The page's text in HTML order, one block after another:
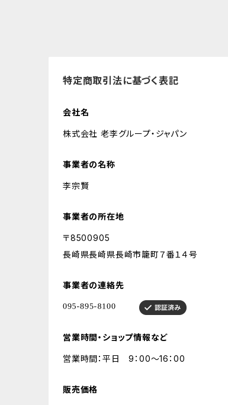
特定商取引法に基づく表記
会社名
株式会社 老李グループ・ジャパン
事業者の名称
李宗賢
事業者の所在地
〒8500905
長崎県長崎県長崎市籠町７番１４号
事業者の連絡先
営業時間・ショップ情報など
営業時間：平日 9：00～16：00
販売価格